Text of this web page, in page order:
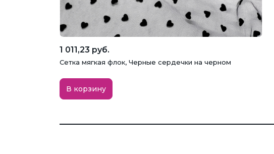
1 011,23 руб.
Сетка мягкая флок, Черные сердечки на черном
В корзину